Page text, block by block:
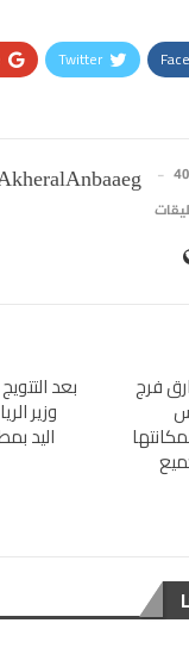
Twitter
فرج بعد
وزير
اليد